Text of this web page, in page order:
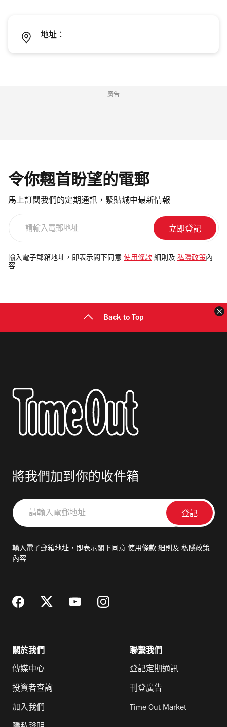
地址：
廣告
令你翹首盼望的電郵
馬上訂閱我們的定期通訊，緊貼城中最新情報
電
郵
輸入電子郵箱地址，即表示閣下同意 使用條款 細則及 私隱政策 內
容
Back to Top
將我們加到你的收件箱
請
輸
郵
輸入電子郵箱地址，即表示閣下同意 使用條款 細則及 私隱政策
內容
關於我們
傳媒中心
投資者查詢
加入我們
聯繫我們
登記定期通訊
刊登廣告
Time Out Market